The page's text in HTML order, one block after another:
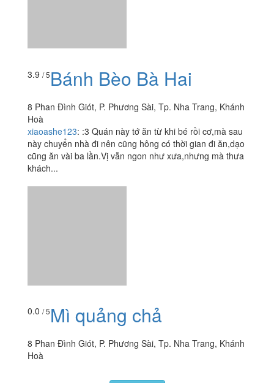
3.9 / 5Bánh Bèo Bà Hai
8 Phan Đình Giót, P. Phương Sài, Tp. Nha Trang, Khánh
Hoà
xiaoashe123: :3 Quán này tớ ăn từ khi bé rồi cơ,mà sau
này chuyển nhà đi nên cũng hông có thời gian đi ăn,dạo
cũng ăn vài ba lần.Vị vẫn ngon như xưa,nhưng mà thưa
khách...
0.0 / 5Mì quảng chả
8 Phan Đình Giót, P. Phương Sài, Tp. Nha Trang, Khánh
Hoà